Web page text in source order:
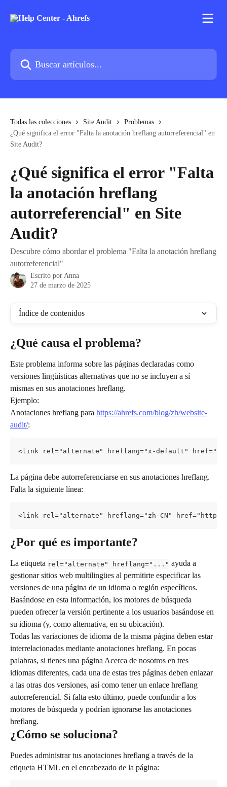
Buscar artículos...
Todas las colecciones Site Audit
Problemas
¿Qué significa el error "Falta la anotación hreflang autorreferencial" en
Site Audit?
¿Qué significa el error "Falta
la anotación hreflang
autorreferencial" en Site
Audit?
Descubre cómo abordar el problema "Falta la anotación hreflang
autorreferencial"
Escrito por Anna
27 de marzo de 2025
Índice de contenidos
¿Qué causa el problema?
Este problema informa sobre las páginas declaradas como
versiones lingüísticas alternativas que no se incluyen a sí
mismas en sus anotaciones hreflang.
Ejemplo:
Anotaciones hreflang para https://ahrefs.com/blog/zh/website-
audit/:
<link rel="alternate" hreflang="x-default"
La página debe autorreferenciarse en sus anotaciones hreflang.
Falta la siguiente línea:
<link rel="alternate" hreflang="zh-CN"
¿Por qué es importante?
La etiqueta rel="alternate" hreflang="..." ayuda a
gestionar sitios web multilingües al permitirte especificar las
versiones de una página de un idioma o región específicos.
Basándose en esta información, los motores de búsqueda
pueden ofrecer la versión pertinente a los usuarios basándose en
su idioma (y, como alternativa, en su ubicación).
Todas las variaciones de idioma de la misma página deben estar
interrelacionadas mediante anotaciones hreflang. En pocas
palabras, si tienes una página Acerca de nosotros en tres
idiomas diferentes, cada una de estas tres páginas deben enlazar
a las otras dos versiones, así como tener un enlace hreflang
autorreferencial. Si falta esto último, puede confundir a los
motores de búsqueda y podrían ignorarse las anotaciones
hreflang.
¿Cómo se soluciona?
Puedes administrar tus anotaciones hreflang a través de la
etiqueta HTML en el encabezado de la página: